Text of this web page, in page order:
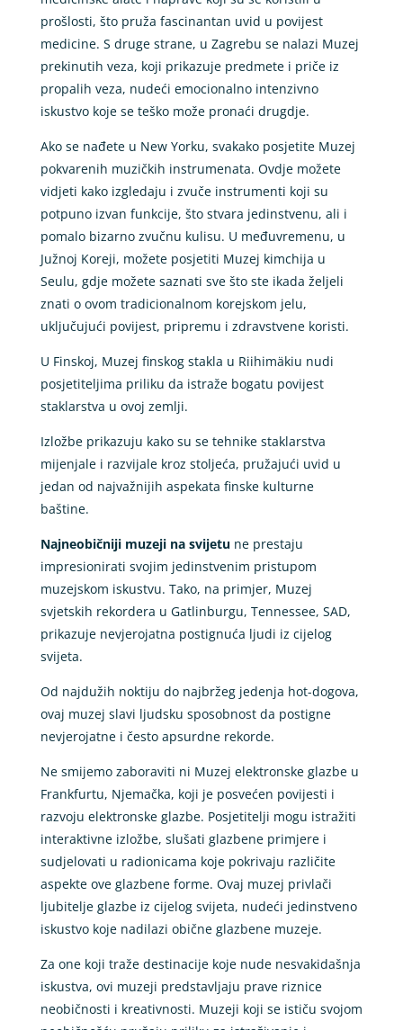
prošlosti, što pruža fascinantan uvid u povijest
medicine. S druge strane, u Zagrebu se nalazi Muzej
prekinutih veza, koji prikazuje predmete i priče iz
propalih veza, nudeći emocionalno intenzivno
iskustvo koje se teško može pronaći drugdje.
Ako se nađete u New Yorku, svakako posjetite Muzej
pokvarenih muzičkih instrumenata. Ovdje možete
vidjeti kako izgledaju i zvuče instrumenti koji su
potpuno izvan funkcije, što stvara jedinstvenu, ali i
pomalo bizarno zvučnu kulisu. U međuvremenu, u
Južnoj Koreji, možete posjetiti Muzej kimchija u
Seulu, gdje možete saznati sve što ste ikada željeli
znati o ovom tradicionalnom korejskom jelu,
uključujući povijest, pripremu i zdravstvene koristi.
U Finskoj, Muzej finskog stakla u Riihimäkiu nudi
posjetiteljima priliku da istraže bogatu povijest
staklarstva u ovoj zemlji.
Izložbe prikazuju kako su se tehnike staklarstva
mijenjale i razvijale kroz stoljeća, pružajući uvid u
jedan od najvažnijih aspekata finske kulturne
baštine.
Najneobičniji muzeji na svijetune prestaju
impresionirati svojim jedinstvenim pristupom
muzejskom iskustvu. Tako, na primjer, Muzej
svjetskih rekordera u Gatlinburgu, Tennessee, SAD,
prikazuje nevjerojatna postignuća ljudi iz cijelog
svijeta.
Od najdužih noktiju do najbržeg jedenja hot-dogova,
ovaj muzej slavi ljudsku sposobnost da postigne
nevjerojatne i često apsurdne rekorde.
Ne smijemo zaboraviti ni Muzej elektronske glazbe u
Frankfurtu, Njemačka, koji je posvećen povijesti i
razvoju elektronske glazbe. Posjetitelji mogu istražiti
interaktivne izložbe, slušati glazbene primjere i
sudjelovati u radionicama koje pokrivaju različite
aspekte ove glazbene forme. Ovaj muzej privlači
ljubitelje glazbe iz cijelog svijeta, nudeći jedinstveno
iskustvo koje nadilazi obične glazbene muzeje.
Za one koji traže destinacije koje nude nesvakidašnja
iskustva, ovi muzeji predstavljaju prave riznice
neobičnosti i kreativnosti. Muzeji koji se ističu svojom